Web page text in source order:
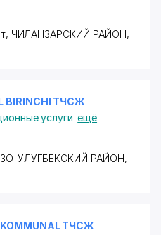
ЧИЛАНЗАРСКИЙ РАЙОН,
BIRINCHI ТЧСЖ
услуги ещё
УЛУГБЕКСКИЙ РАЙОН,
KOMMUNAL ТЧСЖ